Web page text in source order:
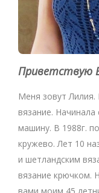
Приветствую
Меня зовут
вязание.
машину. В 1988г.
кружево. Лет 10
и шетландским
вязание крючком.